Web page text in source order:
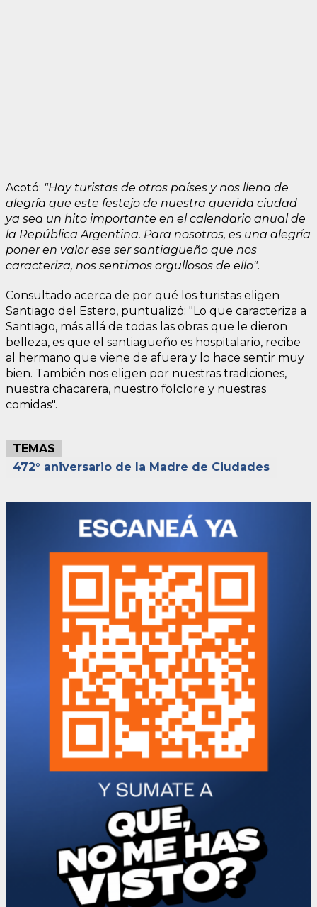
Acotó: "Hay turistas de otros países y nos llena de
alegría que este festejo de nuestra querida ciudad
ya sea un hito importante en el calendario anual de
la República Argentina. Para nosotros, es una alegría
poner en valor ese ser santiagueño que nos
caracteriza, nos sentimos orgullosos de ello".
Consultado acerca de por qué los turistas eligen
Santiago del Estero, puntualizó: "Lo que caracteriza a
Santiago, más allá de todas las obras que le dieron
belleza, es que el santiagueño es hospitalario, recibe
al hermano que viene de afuera y lo hace sentir muy
bien. También nos eligen por nuestras tradiciones,
nuestra chacarera, nuestro folclore y nuestras
comidas".
TEMAS
472° aniversario de la Madre de Ciudades